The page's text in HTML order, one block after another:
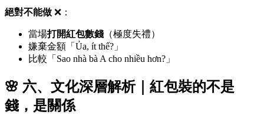
絕對不能做 ❌：
當場打開紅包數錢 （極度失禮）
嫌棄金額「Ủa, ít thế?」
比較「Sao nhà bà A cho nhiều hơn?」
🌸 六、文化深層解析｜紅包裝的不是
錢，是關係